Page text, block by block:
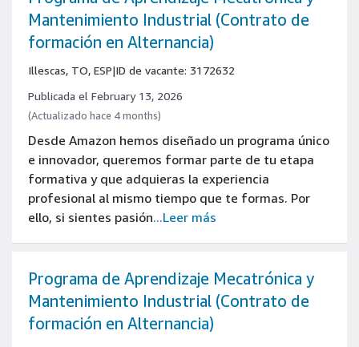
Mantenimiento Industrial (Contrato de
formación en Alternancia)
Illescas, TO, ESP|ID de vacante: 3172632
Publicada el February 13, 2026
(Actualizado hace 4 months)
Desde Amazon hemos diseñado un programa único
e innovador, queremos formar parte de tu etapa
formativa y que adquieras la experiencia
profesional al mismo tiempo que te formas. Por
ello, si sientes pasión...Leer más
Programa de Aprendizaje Mecatrónica y
Mantenimiento Industrial (Contrato de
formación en Alternancia)